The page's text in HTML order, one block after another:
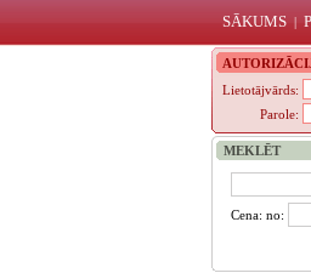
SĀKUMS |
Lietotājvārds:
Parole:
MEKLĒT
Cena: no: